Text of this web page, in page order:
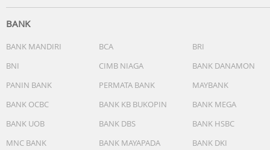
WORKING PERFORMANCE
Tested Payload
Maximum Controlled Rotation Speed
Tilt: 360°/s
Roll: 360°/s
Mechanical Range
Pan Axis: 360° continuous rotation
BANK
BANK MANDIRI BCA
BRI
BNI
CIMB NIAGA
BANK DANAMON
PANIN BANK
PERMATA BANK
MAYBANK
BANK OCBC
BANK KB BUKOPIN
BANK MEGA
BANK UOB
BANK DBS
BANK HSBC
MNC BANK
BANK MAYAPADA
BANK DKI